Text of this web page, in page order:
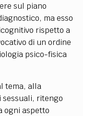
sul piano
ma esso
rispetto a
di un ordine
psico-fisica
tema, alla
ritengo
ogni aspetto